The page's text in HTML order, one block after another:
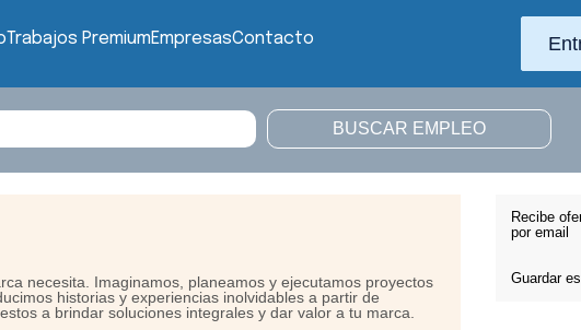
Trabajos PremiumEmpresasContacto
Recibe
por email
Guardar
necesita. Imaginamos, planeamos y ejecutamos proyectos
historias y experiencias inolvidables a partir de
a brindar soluciones integrales y dar valor a tu marca.